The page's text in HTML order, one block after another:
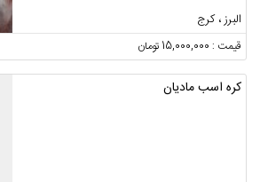
البرز ، کرج
قیمت : 15,000,000 تومان
کره اسب مادیان